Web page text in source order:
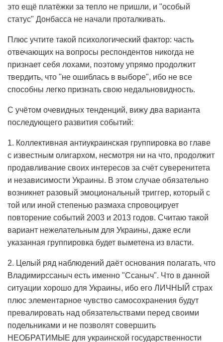
это ещё платёжки за тепло не пришли, и "особый
статус" Донбасса не начали проталкивать.
Плюс учтите такой психологический фактор: часть
отвечающих на вопросы респондентов никогда не
признает себя лохами, поэтому упрямо продолжит
твердить, что "не ошиблась в выборе", ибо не все
способны легко признать свою недальновидность.
С учётом очевидных тенденций, вижу два варианта
последующего развития событий:
1. Коллективная антиукраинская группировка во главе
с известным олигархом, несмотря ни на что, продолжит
продавливание своих интересов за счёт суверенитета
и независимости Украины. В этом случае обязательно
возникнет разовый эмоциональный триггер, который с
той или иной степенью размаха спровоцирует
повторение событий 2003 и 2013 годов. Считаю такой
вариант нежелательным для Украины, даже если
указанная группировка будет выметена из власти.
2. Целый ряд наблюдений даёт основания полагать, что
Владимирссаныч есть именно "Ссаныч". Что в данной
ситуации хорошо для Украины, ибо его ЛИЧНЫЙ страх
плюс элементарное чувство самосохранения будут
превалировать над обязательствами перед своими
подельниками и не позволят совершить
НЕОБРАТИМЫЕ для украинской государственности